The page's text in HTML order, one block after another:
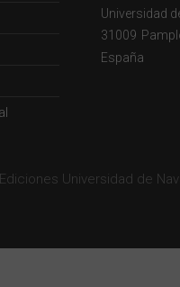
Universidad
31009
España
Universidad de